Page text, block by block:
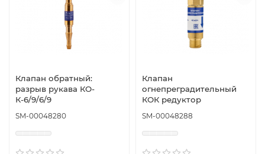
Клапан обратный:
разрыв рукава КО-
К-6/9/6/9
SM-00048280
Клапан
огнепреградительный
КОК редуктор
SM-00048288